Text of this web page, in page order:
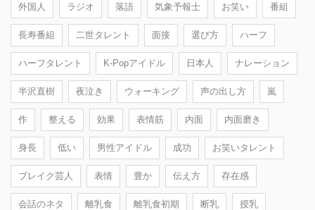
外国人 ラジオ 落語 気象予報士 お笑い 番組
長寿番組 二世タレント 面接 選び方 ハーフ
ハーフタレント K-Popアイドル 日本人 ナレーション
半沢直樹 夜泣き ウォーキング 声の出し方 嵐
作 整える 効果 表情筋 内面 内面磨き
身長 低い 男性アイドル 成功 お笑いタレント
ブレイク芸人 表情 豊か 伝え方 存在感
会話のネタ 離乳食 離乳食初期 断乳 授乳